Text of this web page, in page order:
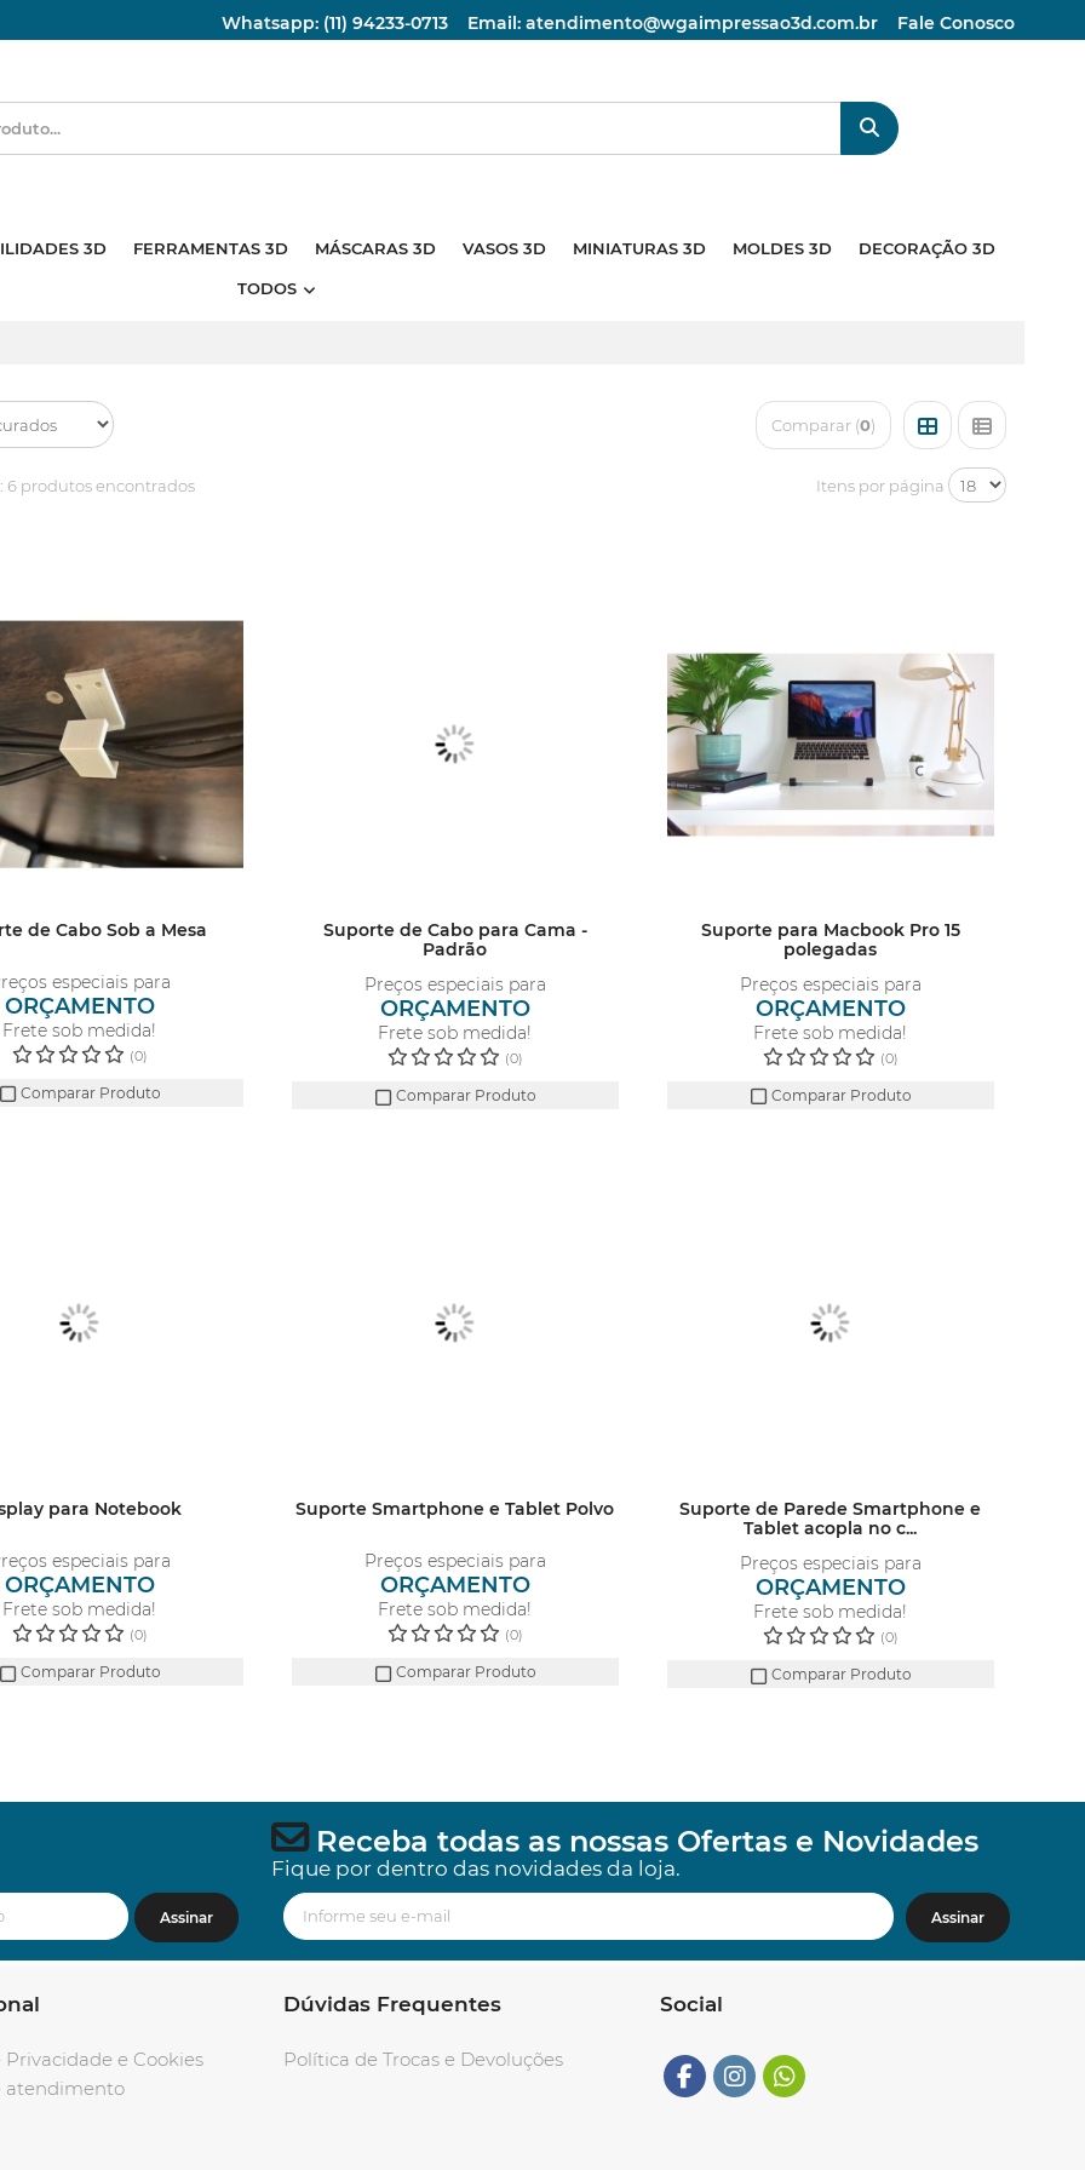
Whatsapp: (11) 94233-0713 Email: atendimento@wgaimpressao3d.com.br Fale Conosco
3D FERRAMENTAS 3D MÁSCARAS 3D VASOS 3D MINIATURAS 3D MOLDES 3D DECORAÇÃO 3D
TODOS
Comparar (0)
6 produtos encontrados Itens por página
de Cabo Sob a Mesa
especiais para
ORÇAMENTO
Frete sob medida!
(0)
Comparar Produto
Suporte de Cabo para Cama -
Padrão
Preços especiais para
ORÇAMENTO
Frete sob medida!
(0)
Comparar Produto
Suporte para Macbook Pro 15
polegadas
Preços especiais para
ORÇAMENTO
Frete sob medida!
(0)
Comparar Produto
para Notebook
especiais para
ORÇAMENTO
Frete sob medida!
(0)
Comparar Produto
Suporte Smartphone e Tablet Polvo
Preços especiais para
ORÇAMENTO
Frete sob medida!
(0)
Comparar Produto
Suporte de Parede Smartphone e
Tablet acopla no c...
Preços especiais para
ORÇAMENTO
Frete sob medida!
(0)
Comparar Produto
Assinar
Receba todas as nossas Ofertas e Novidades
Fique por dentro das novidades da loja.
Assinar
e Cookies
atendimento
Dúvidas Frequentes
Política de Trocas e Devoluções
Social